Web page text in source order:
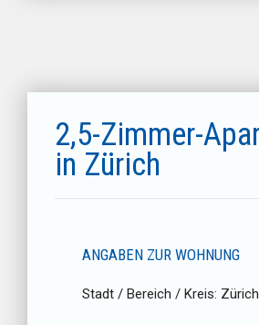
2,5-Zimmer-
in Zürich
ANGABEN ZUR WOHNUNG
Stadt / Bereich / Kreis: